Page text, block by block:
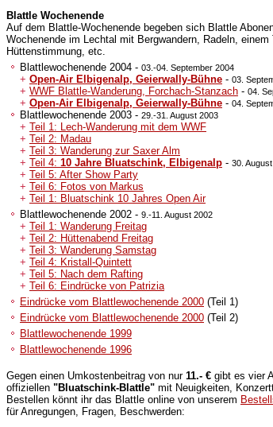
Blattle Wochenende
Auf dem Blattle-Wochenende begeben sich Blattle
Wochenende im Lechtal mit Bergwandern, Radeln,
Hüttenstimmung, etc.
Blattlewochenende 2004 - 03.-04. September 2004
+ Open-Air Elbigenalp, Geierwally-Bühne - 03.
+ WWF Blattle-Wanderung, Forchach-Stanzach - 04.
+ Open-Air Elbigenalp, Geierwally-Bühne - 04.
Blattlewochenende 2003 - 29.-31. August 2003
+ Teil 1: Lech-Wanderung mit dem WWF
+ Teil 2: Madau
+ Teil 3: Wanderung zur Saxer Alm
+ Teil 4: 10 Jahre Bluatschink, Elbigenalp - 30.
+ Teil 5: After Show Party
+ Teil 6: Fotos von Markus
+ Teil 1: Bluatschink 10 Jahres Open Air
Blattlewochenende 2002 - 9.-11. August 2002
+ Teil 1: Wanderung Freitag
+ Teil 2: Hüttenabend Freitag
+ Teil 3: Wanderung Samstag
+ Teil 4: Kristall-Quintett
+ Teil 5: Nach dem Rafting
+ Teil 6: Eindrücke von Patrizia
Eindrücke vom Blattlewochenende 2000 (Teil 1)
Eindrücke vom Blattlewochenende 2000 (Teil 2)
Blattlewochenende 1999
Blattlewochenende 1996
Gegen einen Umkostenbeitrag von nur 11.- € gibt es vier
offiziellen "Bluatschink-Blattle" mit Neuigkeiten,
Bestellen könnt ihr das Blattle online von unserem
für Anregungen, Fragen, Beschwerden: